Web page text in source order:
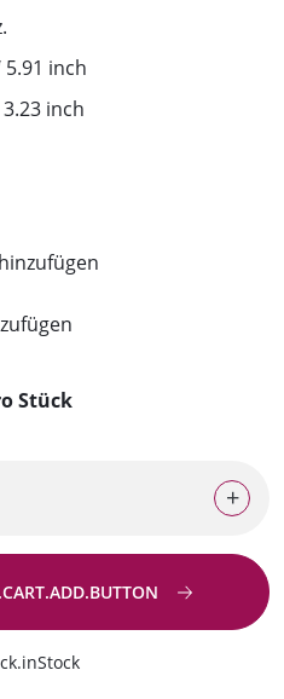
inch
inch
Stück
+